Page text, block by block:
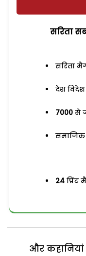
सरिता
सरिता
देश
7000 से
24 प्रिंट
और